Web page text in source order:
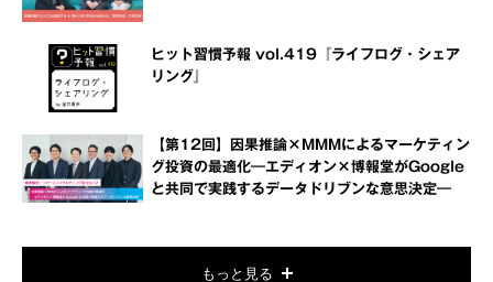
ヒット習慣予報 vol.419『ライフログ・シェア
リング』
【第12回】因果推論×MMMによるマーケティン
グ投資の最適化―エディオン×博報堂がGoogle
と共同で実践するデータドリブンな意思決定―
もっと見る